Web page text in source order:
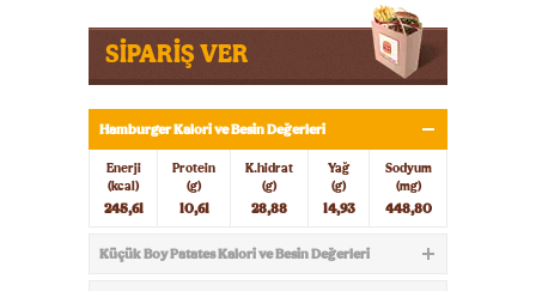
SİPARİŞ VER
Hamburger Kalori ve Besin Değerleri
Enerji
(kcal)
245,61
Protein
(g)
10,61
K.hidrat
(g)
28,88
Yağ
(g)
14,93
Sodyum
(mg)
448,80
Küçük Boy Patates Kalori ve Besin Değerleri